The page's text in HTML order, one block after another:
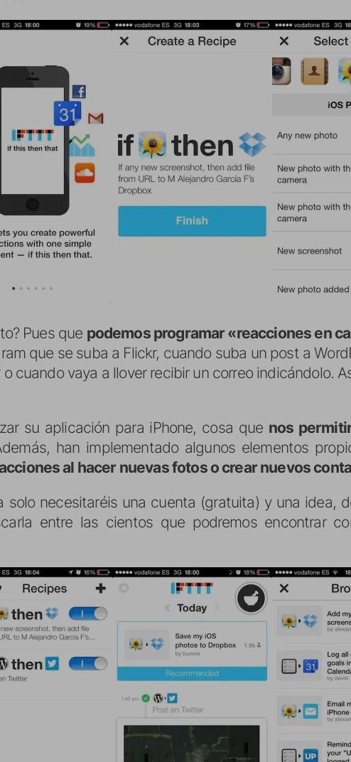
Pues que podemos programar «reacciones en
que se suba a Flickr, cuando suba un post a
cuando vaya a llover recibir un correo indicándolo.
su aplicación para iPhone, cosa que nos
han implementado algunos elementos
al hacer nuevas fotos o crear nuevos
solo necesitaréis una cuenta (gratuita) y una idea,
entre las cientos que podremos encontrar